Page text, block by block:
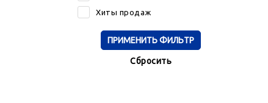
Хиты продаж
Cбросить